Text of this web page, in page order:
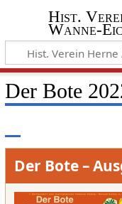
Hist.
Wanne-
Der Bote
Der Bote –